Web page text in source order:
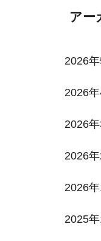
アー
2026年
2026年
2026年
2026年
2026年
2025年